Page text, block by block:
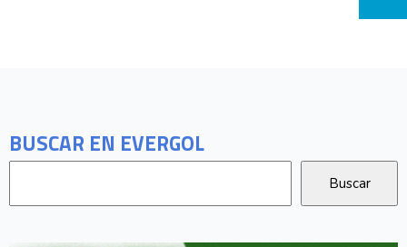
BUSCAR EN EVERGOL